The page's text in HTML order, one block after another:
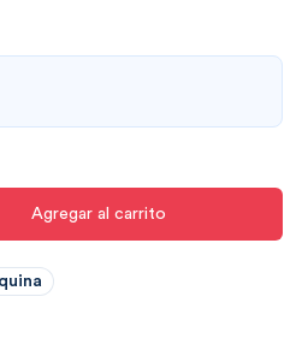
Agregar al carrito